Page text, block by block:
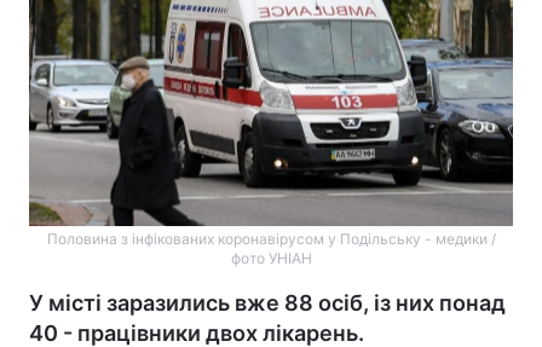
Половина з інфікованих коронавірусом у Подільську - медики /
фото УНІАН
У місті заразились вже 88 осіб, із них понад
40 - працівники двох лікарень.